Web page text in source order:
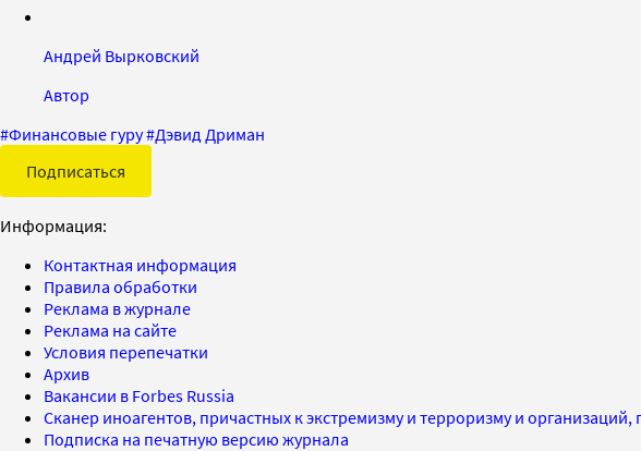
Андрей Вырковский
Автор
#Финансовые гуру#Дэвид Дриман
Подписаться
Информация:
Контактная информация
Правила обработки
Реклама в журнале
Реклама на сайте
Условия перепечатки
Архив
Вакансии в Forbes Russia
Сканер иноагентов, причастных к экстремизму и терроризму и
Подписка на печатную версию журнала